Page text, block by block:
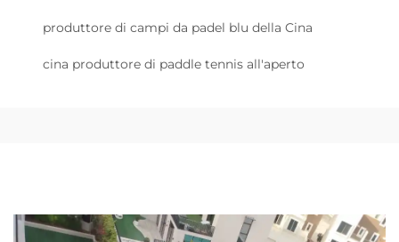
produttore di campi da padel blu della Cina
cina produttore di paddle tennis all'aperto